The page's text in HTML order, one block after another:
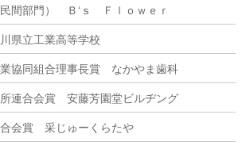
間部門） Ｂ‘ｓ Ｆｌｏｗｅｒ
県立工業高等学校
協同組合理事長賞 なかやま歯科
連合会賞 安藤芳園堂ビルヂング
会賞 采じゅーくらたや